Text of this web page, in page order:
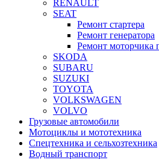
RENAULT
SEAT
Ремонт стартера
Ремонт генератора
Ремонт моторчика
SKODA
SUBARU
SUZUKI
TOYOTA
VOLKSWAGEN
VOLVO
Грузовые автомобили
Мотоциклы и мототехника
Спецтехника и сельхозтехника
Водный транспорт